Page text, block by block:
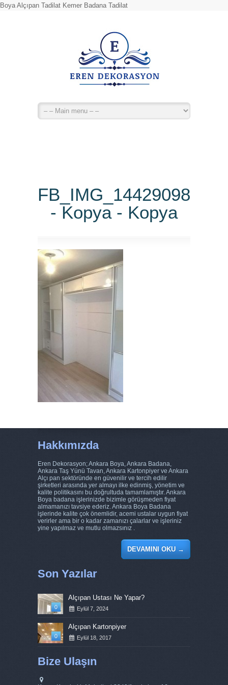
Boya Alçıpan Tadilat Kemer Badana Tadilat
- Kopya - Kopya
Hakkımızda
Eren Dekorasyon; Ankara Boya, Ankara Badana,
Ankara Taş Yünü Tavan, Ankara Kartonpiyer ve Ankara
Alçı pan sektöründe en güvenilir ve tercih edilir
şirketleri arasında yer almayı ilke edinmiş, yönetim ve
kalite politikasını bu doğrultuda tamamlamıştır. Ankara
Boya badana işlerinizde bizimle görüşmeden fiyat
almamanızı tavsiye ederiz. Ankara Boya Badana
işlerinde kalite çok önemlidir, acemi ustalar uygun fiyat
verirler ama bir o kadar zamanızı çalarlar ve işleriniz
yine yapılmaz ve mutlu olmazsınız .
DEVAMINI OKU→
Son Yazılar
0
Alçıpan Ustası Ne Yapar?
Eylül 7, 2024
0
Alçıpan Kartonpiyer
Eylül 18, 2017
Bize Ulaşın